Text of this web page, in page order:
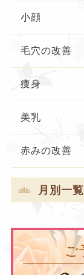
小顔
毛穴の改善
痩身
美乳
赤みの改善
月別一覧
ご